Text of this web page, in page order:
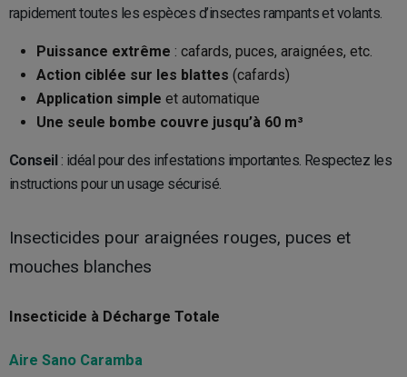
rapidement toutes les espèces d’insectes rampants et volants.
Puissance extrême : cafards, puces, araignées, etc.
Action ciblée sur les blattes (cafards)
Application simple et automatique
Une seule bombe couvre jusqu’à 60 m³
Conseil : idéal pour des infestations importantes. Respectez les
instructions pour un usage sécurisé.
Insecticides pour araignées rouges, puces et
mouches blanches
Insecticide à Décharge Totale
Aire Sano Caramba